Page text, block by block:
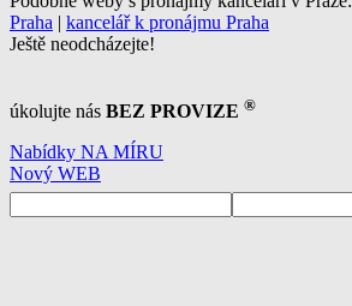
Praha | kancelář k pronájmu Praha
Ještě neodcházejte!
úkolujte nás BEZ PROVIZE ®
Nabídky NA MÍRU
Nový WEB